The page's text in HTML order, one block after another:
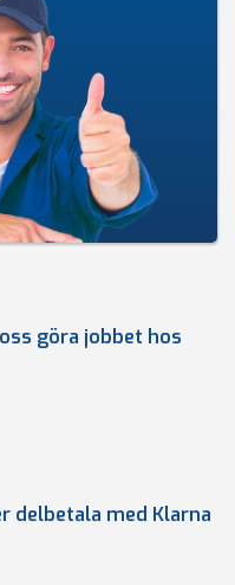
göra jobbet hos
delbetala med Klarna